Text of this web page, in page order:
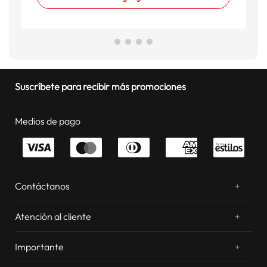
Suscríbete para recibir más promociones
Medios de pago
Contáctanos +
Atención al cliente
+
Cambios y devoluciones
Importante
+